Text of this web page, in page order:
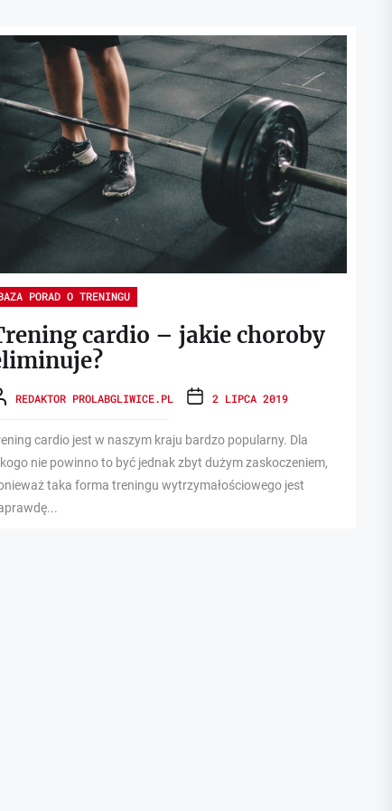
PORAD O TRENINGU
cardio – jakie choroby
REDAKTOR PROLABGLIWICE.PL 2 LIPCA 2019
cardio jest w naszym kraju bardzo popularny. Dla
nie powinno to być jednak zbyt dużym zaskoczeniem,
taka forma treningu wytrzymałościowego jest